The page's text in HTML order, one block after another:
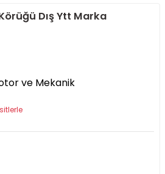
Dış Ytt Marka
ve Mekanik